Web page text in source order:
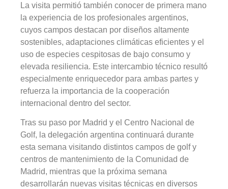
La visita permitió también conocer de primera mano
la experiencia de los profesionales argentinos,
cuyos campos destacan por diseños altamente
sostenibles, adaptaciones climáticas eficientes y el
uso de especies cespitosas de bajo consumo y
elevada resiliencia. Este intercambio técnico resultó
especialmente enriquecedor para ambas partes y
refuerza la importancia de la cooperación
internacional dentro del sector.
Tras su paso por Madrid y el Centro Nacional de
Golf, la delegación argentina continuará durante
esta semana visitando distintos campos de golf y
centros de mantenimiento de la Comunidad de
Madrid, mientras que la próxima semana
desarrollarán nuevas visitas técnicas en diversos